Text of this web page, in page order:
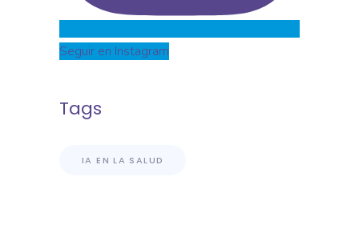
Seguir en Instagram
Tags
IA EN LA SALUD